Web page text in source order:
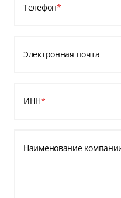
Телефон*
Электронная почта
ИНН*
Наименование